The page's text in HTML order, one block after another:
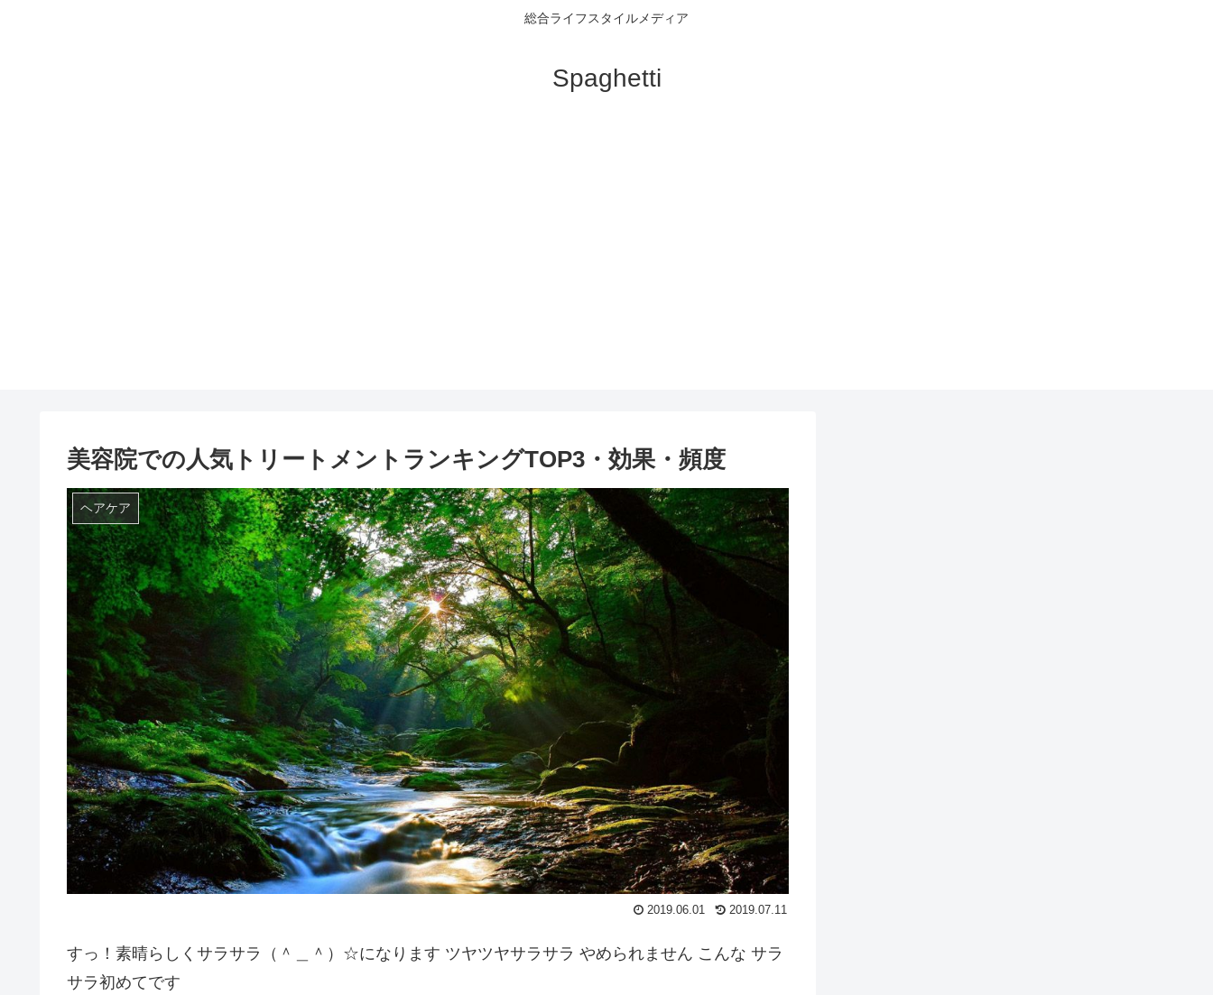
総合ライフスタイルメディア
Spaghetti
美容院での人気トリートメントランキングTOP3・効果・頻度
ヘアケア
2019.07.11
2019.06.01
すっ！素晴らしくサラサラ（＾＿＾）☆になります ツヤツヤサラサラ やめられません こんな サラ
サラ初めてです